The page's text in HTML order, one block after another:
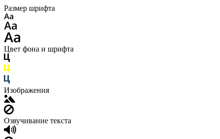
Размер шрифта
Цвет фона и шрифта
Изображения
Озвучивание текста